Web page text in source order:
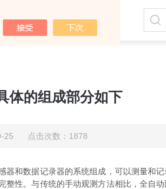
体的组成部分如下
25 点击次数：1878
和数据记录器的系统组成，可以测量和
性。与传统的手动观测方法相比，全自